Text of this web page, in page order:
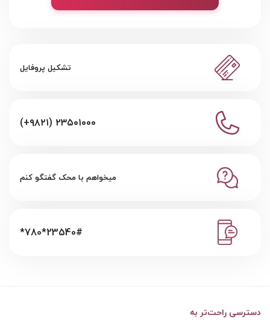
تشکیل پروفایل
(+۹۸۲۱) ۲۳۵۰۱۰۰۰
میخواهم با محک گفتگو کنم
*780*23540#
دسترسی راحت‌تر به